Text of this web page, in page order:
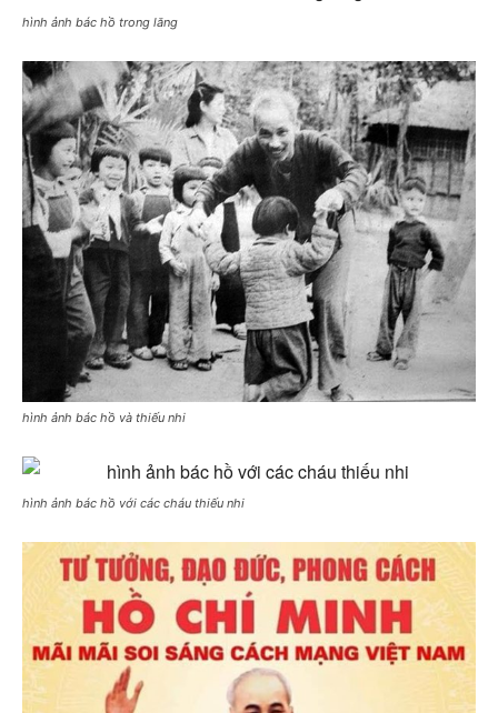
hình ảnh bác hồ trong lăng
hình ảnh bác hồ và thiếu nhi
hình ảnh bác hồ với các cháu thiếu nhi